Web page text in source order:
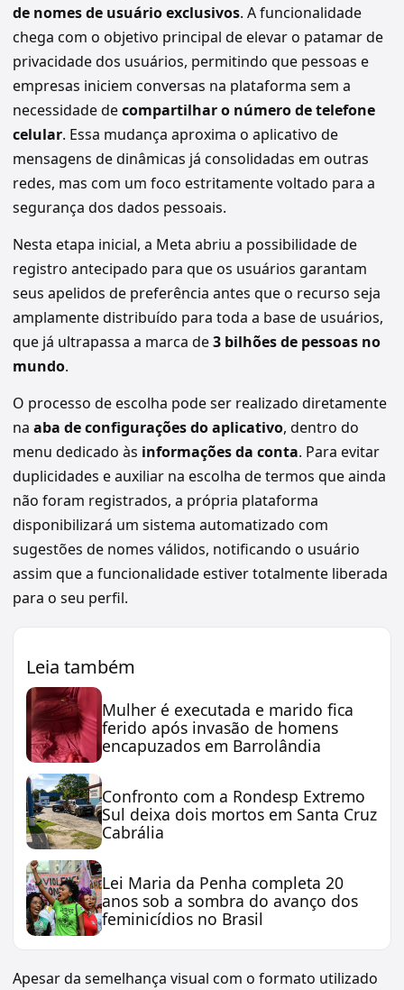
de nomes de usuário exclusivos. A funcionalidade
chega com o objetivo principal de elevar o patamar de
privacidade dos usuários, permitindo que pessoas e
empresas iniciem conversas na plataforma sem a
necessidade decompartilhar o número de telefone
celular. Essa mudança aproxima o aplicativo de
mensagens de dinâmicas já consolidadas em outras
redes, mas com um foco estritamente voltado para a
segurança dos dados pessoais.
Nesta etapa inicial, a Meta abriu a possibilidade de
registro antecipado para que os usuários garantam
seus apelidos de preferência antes que o recurso seja
amplamente distribuído para toda a base de usuários,
que já ultrapassa a marca de3 bilhões de pessoas no
mundo.
O processo de escolha pode ser realizado diretamente
na aba de configurações do aplicativo, dentro do
menu dedicado às informações da conta. Para evitar
duplicidades e auxiliar na escolha de termos que ainda
não foram registrados, a própria plataforma
disponibilizará um sistema automatizado com
sugestões de nomes válidos, notificando o usuário
assim que a funcionalidade estiver totalmente liberada
para o seu perfil.
Leia também
Mulher é executada e marido fica
ferido após invasão de homens
encapuzados em Barrolândia
Confronto com a Rondesp Extremo
Sul deixa dois mortos em Santa Cruz
Cabrália
Lei Maria da Penha completa 20
anos sob a sombra do avanço dos
feminicídios no Brasil
Apesar da semelhança visual com o formato utilizado